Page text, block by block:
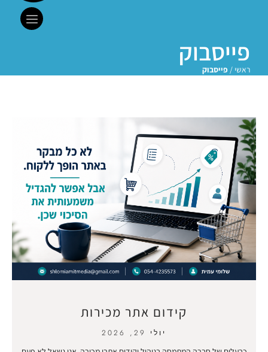
פייסבוק
ראשי / פייסבוק
קידום אתר מכירות
יולי 29, 2026